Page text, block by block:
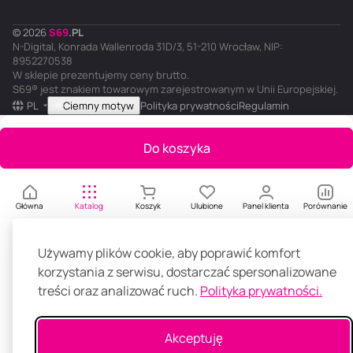
Używamy plików cookie, aby poprawić komfort
korzystania z serwisu, dostarczać spersonalizowane
treści oraz analizować ruch. Polityka prywatności.
Akceptuję
Do koszyka
Główna Katalog Koszyk Ulubione Panel klienta Porównanie
© 2026 S69.PL
N-Digital, Konrada Wallenroda 31D/3, 51-210 Wrocław, NIP:
8952270538
W sklepie prezentujemy ceny brutto.
S69® jest znakiem towarowym zarejestrowanym w Unii Europejskiej.
PL
Ciemny motyw Polityka prywatnościRegulamin